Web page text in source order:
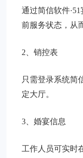
通过简信软件
前服务状态，从
2、销控表
只需登录系统简
定大厅。
3、婚宴信息
工作人员可实时